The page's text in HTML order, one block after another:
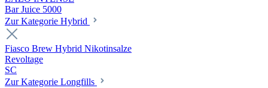
Bar Juice 5000
Zur Kategorie Hybrid
Fiasco Brew Hybrid Nikotinsalze
Revoltage
SC
Zur Kategorie Longfills